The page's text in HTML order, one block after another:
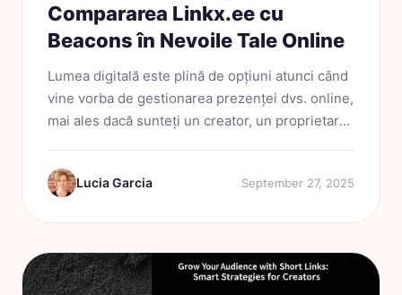
Compararea Linkx.ee cu
Beacons în Nevoile Tale Online
Lumea digitală este plină de opțiuni atunci când
vine vorba de gestionarea prezenței dvs. online,
mai ales dacă sunteți un creator, un proprietar
populare pe care le-ați putut întâlni sunt...
Lucia Garcia September 27, 2025